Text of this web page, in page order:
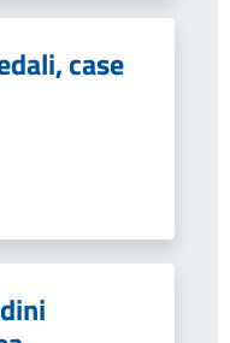
case